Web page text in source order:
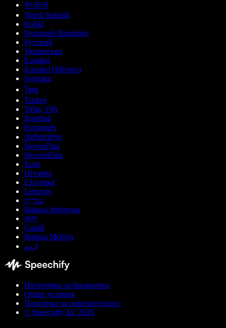
한국어
Norsk bokmål
Polski
Português Brasileiro
Русский
Українська
Español
Español (México)
Svenska
ไทย
Türkçe
Tiếng Việt
Română
Português
ქართული
Slovenčina
Slovenščina
Eesti
Hrvatski
Ελληνικά
Lietuvių
עברית
Bahasa Indonesia
বাংলা
Català
Bahasa Melayu
اردو
Настройки за бисквитки
Общи условия
Политика за поверителност
© Speechify Inc 2026